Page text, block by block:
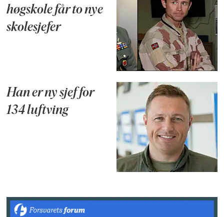
høgskole får to nye
skolesjefer
Han er ny sjef for
134 luftving